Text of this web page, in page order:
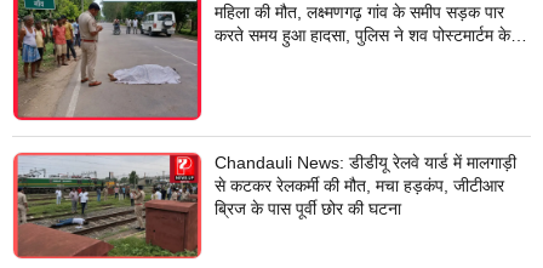
महिला की मौत, लक्ष्मणगढ़ गांव के समीप सड़क पार
करते समय हुआ हादसा, पुलिस ने शव पोस्टमार्टम के
Chandauli News: डीडीयू रेलवे यार्ड में मालगाड़ी
से कटकर रेलकर्मी की मौत, मचा हड़कंप, जीटीआर
ब्रिज के पास पूर्वी छोर की घटना